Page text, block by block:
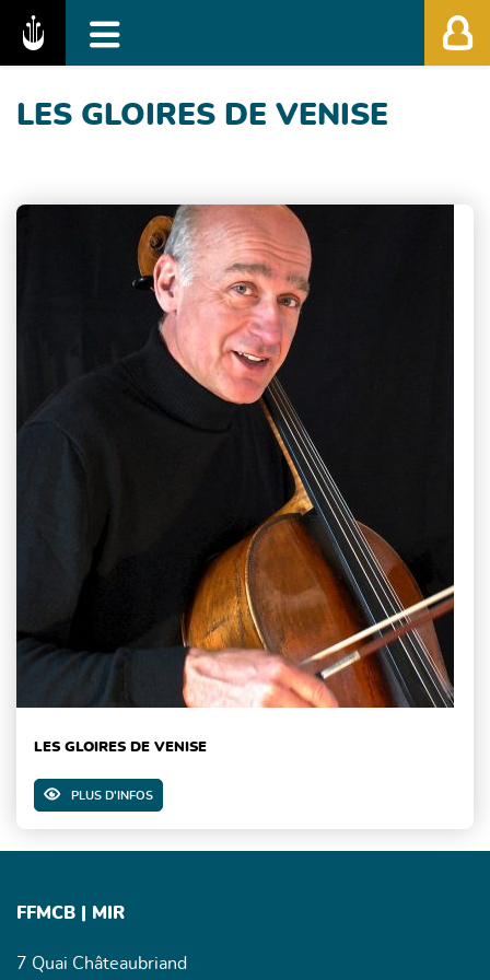
Fédération des Festivals de Musique
LES GLOIRES DE VENISE
LES GLOIRES DE VENISE
PLUS D'INFOS
FFMCB | MIR
7 Quai Châteaubriand